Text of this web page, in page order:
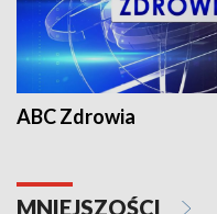
ABC Zdrowia
MNIEJSZOŚCI